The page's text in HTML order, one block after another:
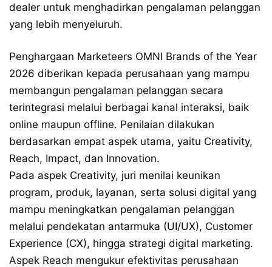
dealer untuk menghadirkan pengalaman pelanggan
yang lebih menyeluruh.
Penghargaan Marketeers OMNI Brands of the Year
2026 diberikan kepada perusahaan yang mampu
membangun pengalaman pelanggan secara
terintegrasi melalui berbagai kanal interaksi, baik
online maupun offline. Penilaian dilakukan
berdasarkan empat aspek utama, yaitu Creativity,
Reach, Impact, dan Innovation.
Pada aspek Creativity, juri menilai keunikan
program, produk, layanan, serta solusi digital yang
mampu meningkatkan pengalaman pelanggan
melalui pendekatan antarmuka (UI/UX), Customer
Experience (CX), hingga strategi digital marketing.
Aspek Reach mengukur efektivitas perusahaan